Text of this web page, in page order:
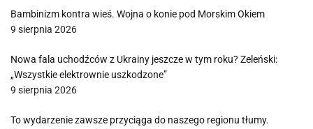
Bambinizm kontra wieś. Wojna o konie pod Morskim Okiem
9 sierpnia 2026
Nowa fala uchodźców z Ukrainy jeszcze w tym roku? Zeleński:
„Wszystkie elektrownie uszkodzone”
9 sierpnia 2026
To wydarzenie zawsze przyciąga do naszego regionu tłumy.